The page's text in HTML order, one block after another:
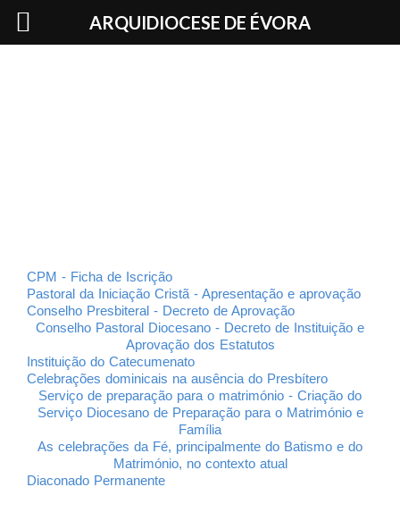
Skip
CPM - Ficha de Iscrição
Pastoral da Iniciação Cristã - Apresentação e aprovação
Conselho Presbiteral - Decreto de Aprovação
Conselho Pastoral Diocesano - Decreto de Instituição e
Aprovação dos Estatutos
Instituição do Catecumenato
Celebrações dominicais na ausência do Presbítero
Serviço de preparação para o matrimónio - Criação do
Serviço Diocesano de Preparação para o Matrimónio e
Família
As celebrações da Fé, principalmente do Batismo e do
Matrimónio, no contexto atual
Diaconado Permanente
ARQUIDIOCESE DE ÉVORA